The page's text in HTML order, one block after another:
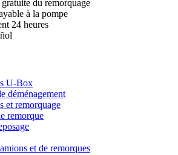
du remorquage
à la pompe
24 heures
U-Box
déménagement
et remorquage
remorque
et de remorques